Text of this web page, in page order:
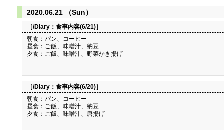
2020.06.21 （Sun）
［/Diary： 食事内容(6/21)］
朝食：パン、コーヒー
昼食：ご飯、味噌汁、納豆
夕食：ご飯、味噌汁、野菜かき揚げ
［/Diary： 食事内容(6/20)］
朝食：パン、コーヒー
昼食：ご飯、味噌汁、納豆
夕食：ご飯、味噌汁、唐揚げ